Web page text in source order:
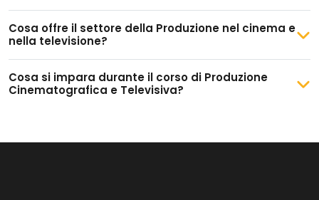
Cosa offre il settore della Produzione nel cinema e
nella televisione?
Cosa si impara durante il corso di Produzione
Cinematografica e Televisiva?